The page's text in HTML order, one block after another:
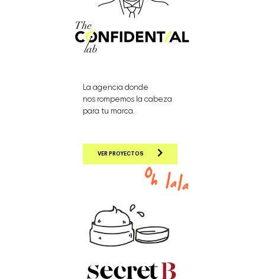
La agencia donde
nos rompemos la cabeza
para tu marca.
VER PROYECTOS